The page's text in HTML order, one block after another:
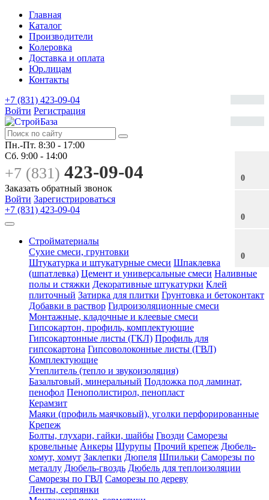
Главная
Каталог
Производители
Колеровка
Доставка и оплата
Юр.лицам
Контакты
0
0
0
+7 (831) 423-09-04
Войти Регистрация
Пн.-Пт. 8:30 - 17:00
Сб. 9:00 - 14:00
+7 (831) 423-09-04
Заказать обратный звонок
Войти Зарегистрироваться
+7 (831) 423-09-04
Стройматериалы
Сухие смеси, грунтовки
Штукатурка и штукатурные смеси Шпаклевка
(шпатлевка) Цемент и универсальные смеси Наливные
полы и стяжки Декоративные штукатурки Клей
плиточный Затирка для плитки Грунтовка и бетоконтакт
Добавки в раствор Гидроизоляционные смеси
Монтажные, кладочные и клеевые смеси
Гипсокартон, профиль, комплектующие
Гипсокартонные листы (ГКЛ) Профиль для
гипсокартона Гипсоволоконные листы (ГВЛ)
Комплектующие
Утеплитель (тепло и звукоизоляция)
Базальтовый, минеральный Подложка под ламинат,
пенофол Пенополистирол, пенопласт
Керамзит
Маяки (профиль маячковый), уголки перфорированные
Крепеж
Болты, глухари, гайки, шайбы Гвозди Саморезы
кровельные Анкеры Шурупы Прочий крепеж Дюбель-
хомут, хомут Заклепки Дюпеля Шпильки Саморезы по
металлу Дюбель-гвоздь Дюбель для теплоизоляции
Саморезы по ГВЛ Саморезы по дереву
Ленты, серпянки